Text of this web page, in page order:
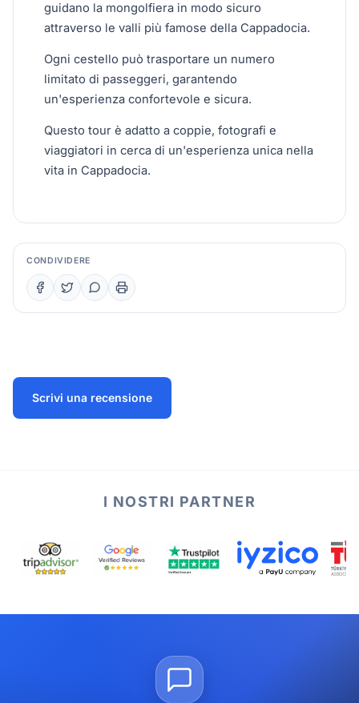
guidano la mongolfiera in modo sicuro
attraverso le valli più famose della Cappadocia.
Ogni cestello può trasportare un numero
limitato di passeggeri, garantendo
un'esperienza confortevole e sicura.
Questo tour è adatto a coppie, fotografi e
viaggiatori in cerca di un'esperienza unica nella
vita in Cappadocia.
CONDIVIDERE
Scrivi una recensione
I NOSTRI PARTNER